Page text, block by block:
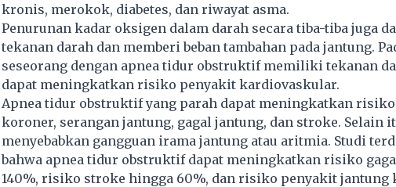
kronis, merokok, diabetes, dan riwayat asma.
Penurunan kadar oksigen dalam darah secara tiba-tiba juga
tekanan darah dan memberi beban tambahan pada jantung.
seseorang dengan apnea tidur obstruktif memiliki tekanan
dapat meningkatkan risiko penyakit kardiovaskular.
Apnea tidur obstruktif yang parah dapat meningkatkan
koroner, serangan jantung, gagal jantung, dan stroke. Selain
menyebabkan gangguan irama jantung atau aritmia. Studi
bahwa apnea tidur obstruktif dapat meningkatkan risiko
140%, risiko stroke hingga 60%, dan risiko penyakit jantung